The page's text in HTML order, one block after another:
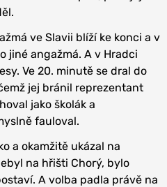
ve Slavii blíží ke konci a v
jiné angažmá. A v Hradci
Ve 20. minutě se dral do
jej bránil reprezentant
jako školák a
fauloval.
a okamžitě ukázal na
na hřišti Chorý, bylo
A volba padla právě na